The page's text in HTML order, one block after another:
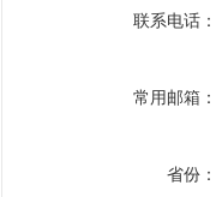
联系电话：
常用邮箱：
省份：